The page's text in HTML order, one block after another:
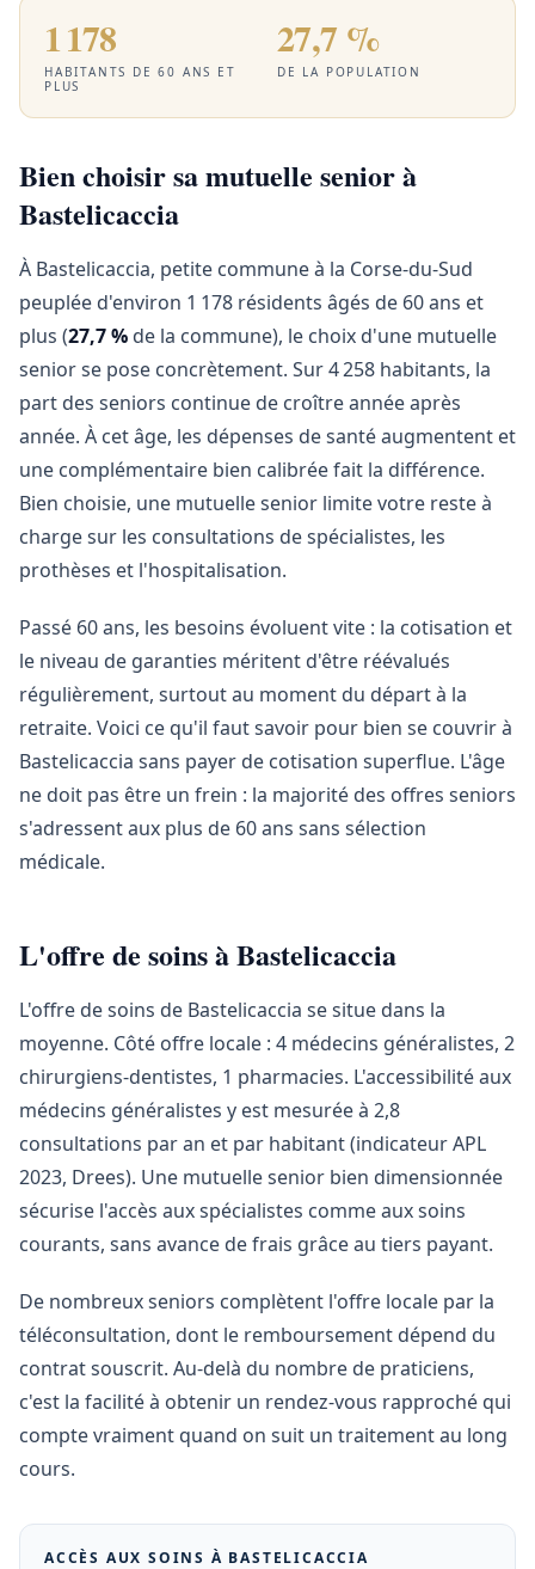
1 178
HABITANTS DE 60 ANS ET
PLUS
27,7 %
DE LA POPULATION
Bien choisir sa mutuelle senior à
Bastelicaccia
À Bastelicaccia, petite commune à la Corse-du-Sud
peuplée d'environ 1 178 résidents âgés de 60 ans et
plus (27,7 % de la commune), le choix d'une mutuelle
senior se pose concrètement. Sur 4 258 habitants, la
part des seniors continue de croître année après
année. À cet âge, les dépenses de santé augmentent et
une complémentaire bien calibrée fait la différence.
Bien choisie, une mutuelle senior limite votre reste à
charge sur les consultations de spécialistes, les
prothèses et l'hospitalisation.
Passé 60 ans, les besoins évoluent vite : la cotisation et
le niveau de garanties méritent d'être réévalués
régulièrement, surtout au moment du départ à la
retraite. Voici ce qu'il faut savoir pour bien se couvrir à
Bastelicaccia sans payer de cotisation superflue. L'âge
ne doit pas être un frein : la majorité des offres seniors
s'adressent aux plus de 60 ans sans sélection
médicale.
L'offre de soins à Bastelicaccia
L'offre de soins de Bastelicaccia se situe dans la
moyenne. Côté offre locale : 4 médecins généralistes, 2
chirurgiens-dentistes, 1 pharmacies. L'accessibilité aux
médecins généralistes y est mesurée à 2,8
consultations par an et par habitant (indicateur APL
2023, Drees). Une mutuelle senior bien dimensionnée
sécurise l'accès aux spécialistes comme aux soins
courants, sans avance de frais grâce au tiers payant.
De nombreux seniors complètent l'offre locale par la
téléconsultation, dont le remboursement dépend du
contrat souscrit. Au-delà du nombre de praticiens,
c'est la facilité à obtenir un rendez-vous rapproché qui
compte vraiment quand on suit un traitement au long
cours.
ACCÈS AUX SOINS À BASTELICACCIA